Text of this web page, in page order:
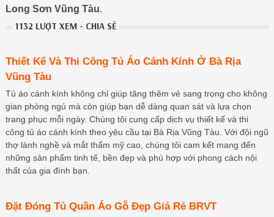
Long Sơn Vũng Tàu.
1132 LƯỢT XEM - CHIA SẺ
Thiết Kế Và Thi Công Tủ Áo Cánh Kính Ở Bà Rịa
Vũng Tàu
Tủ áo cánh kính không chỉ giúp tăng thêm vẻ sang trọng cho không
gian phòng ngủ mà còn giúp bạn dễ dàng quan sát và lựa chọn
trang phục mỗi ngày. Chúng tôi cung cấp dịch vụ thiết kế và thi
công tủ áo cánh kính theo yêu cầu tại Bà Rịa Vũng Tàu. Với đội ngũ
thợ lành nghề và mắt thẩm mỹ cao, chúng tôi cam kết mang đến
những sản phẩm tinh tế, bền đẹp và phù hợp với phong cách nội
thất của gia đình bạn.
Đặt Đóng Tủ Quần Áo Gỗ Đẹp Giá Rẻ BRVT